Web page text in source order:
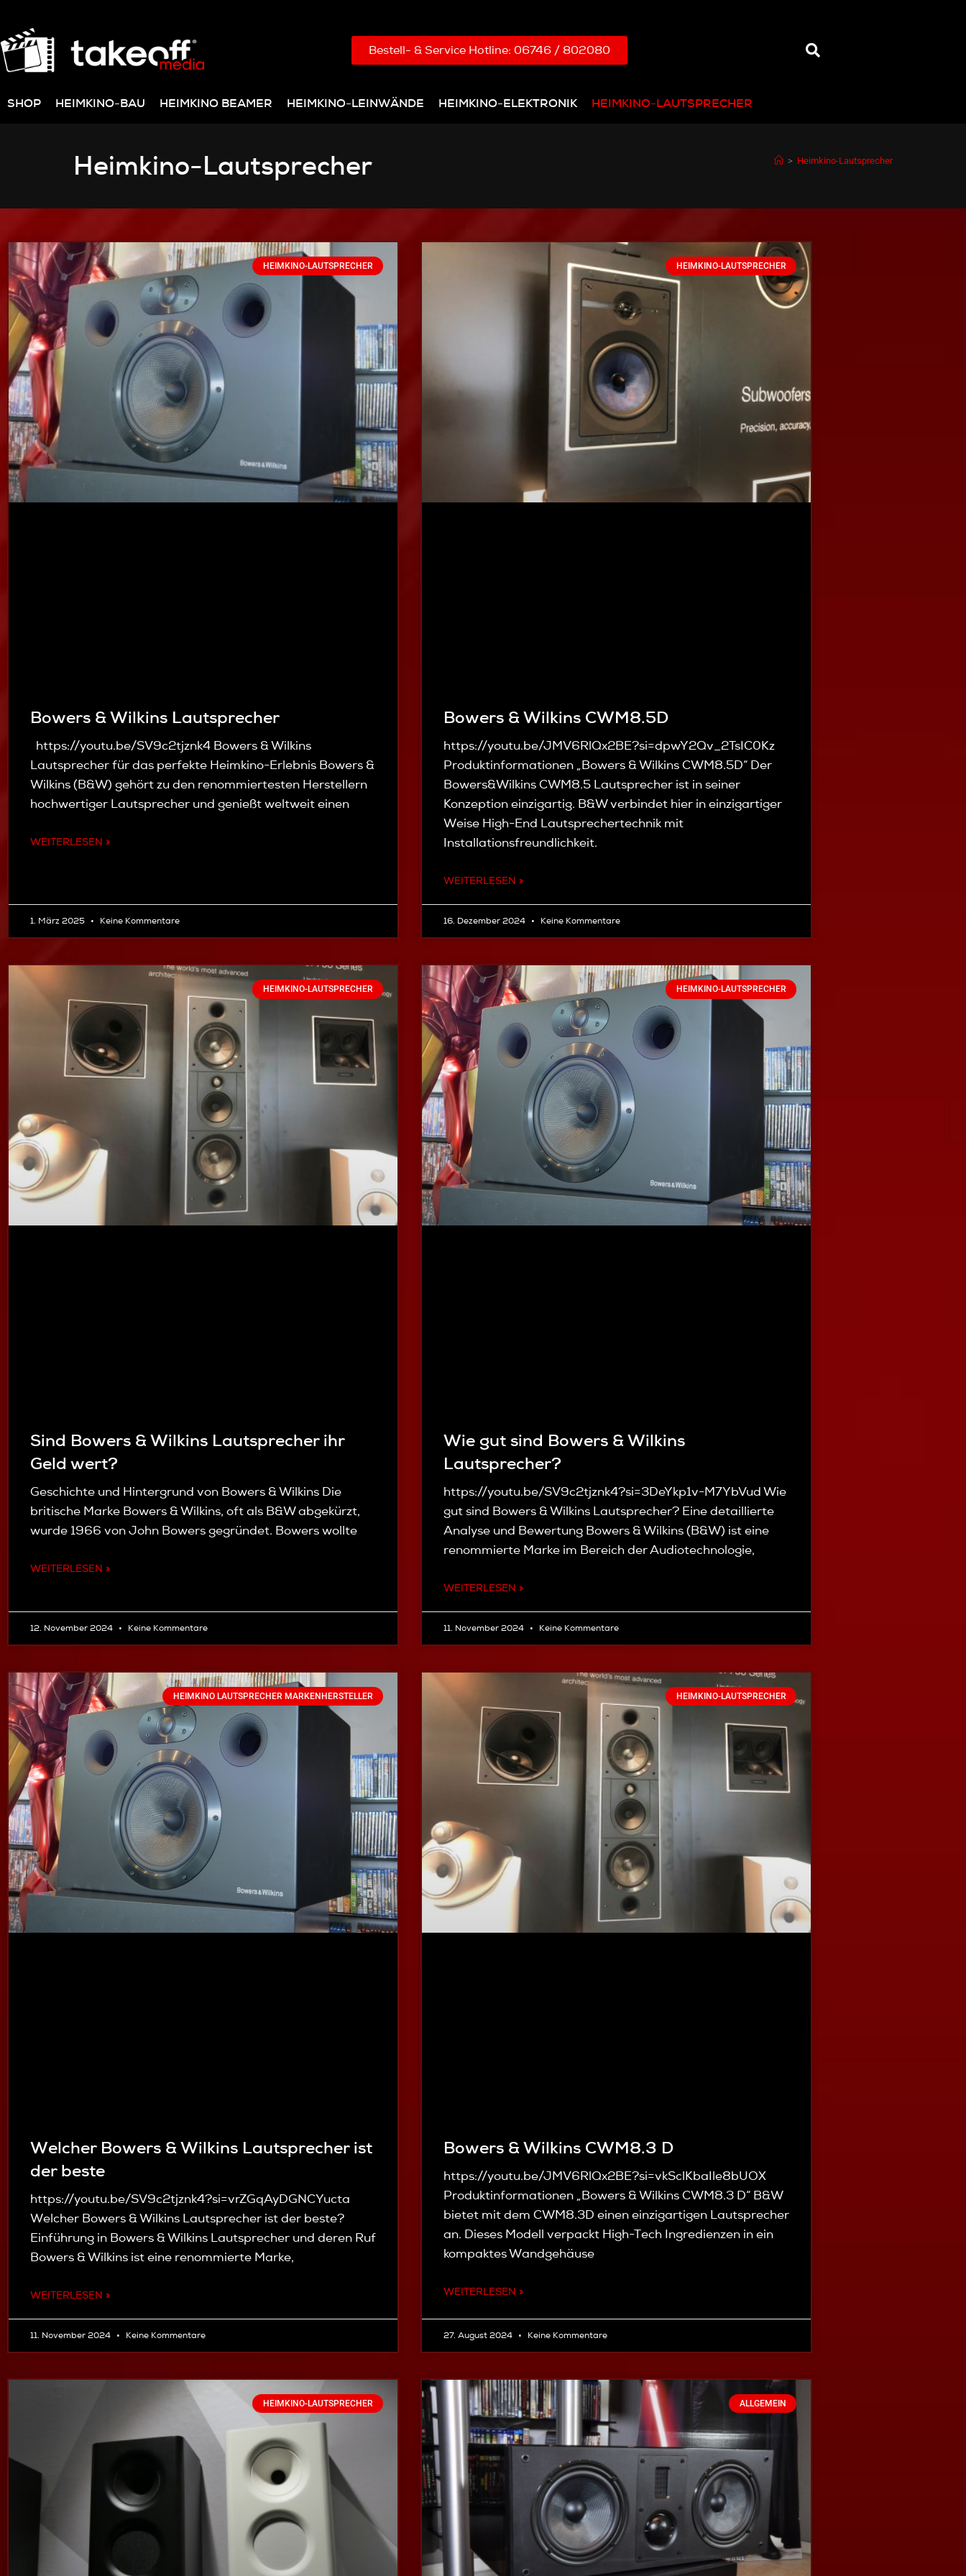
Bestell- & Service Hotline: 06746 / 802080
SHOP HEIMKINO-BAU HEIMKINO BEAMER HEIMKINO-LEINWÄNDE HEIMKINO-ELEKTRONIK HEIMKINO-LAUTSPRECHER
Heimkino-Lautsprecher > Heimkino-Lautsprecher
HEIMKINO-LAUTSPRECHER
Bowers & Wilkins Lautsprecher
https://youtu.be/SV9c2tjznk4 Bowers & Wilkins
Lautsprecher für das perfekte Heimkino-Erlebnis Bowers &
Wilkins (B&W) gehört zu den renommiertesten Herstellern
hochwertiger Lautsprecher und genießt weltweit einen
WEITERLESEN »
1. März 2025 Keine Kommentare
HEIMKINO-LAUTSPRECHER
Bowers & Wilkins CWM8.5D
https://youtu.be/JMV6RlQx2BE?si=dpwY2Qv_2TsIC0Kz
Produktinformationen „Bowers & Wilkins CWM8.5D“ Der
Bowers&Wilkins CWM8.5 Lautsprecher ist in seiner
Konzeption einzigartig. B&W verbindet hier in einzigartiger
Weise High-End Lautsprechertechnik mit
Installationsfreundlichkeit.
WEITERLESEN »
16. Dezember 2024 Keine Kommentare
HEIMKINO-LAUTSPRECHER
Sind Bowers & Wilkins Lautsprecher ihr
Geld wert?
Geschichte und Hintergrund von Bowers & Wilkins Die
britische Marke Bowers & Wilkins, oft als B&W abgekürzt,
wurde 1966 von John Bowers gegründet. Bowers wollte
WEITERLESEN »
12. November 2024 Keine Kommentare
HEIMKINO-LAUTSPRECHER
Wie gut sind Bowers & Wilkins
Lautsprecher?
https://youtu.be/SV9c2tjznk4?si=3DeYkp1v-M7YbVud Wie
gut sind Bowers & Wilkins Lautsprecher? Eine detaillierte
Analyse und Bewertung Bowers & Wilkins (B&W) ist eine
renommierte Marke im Bereich der Audiotechnologie,
WEITERLESEN »
11. November 2024 Keine Kommentare
HEIMKINO LAUTSPRECHER MARKENHERSTELLER
Welcher Bowers & Wilkins Lautsprecher ist
der beste
https://youtu.be/SV9c2tjznk4?si=vrZGqAyDGNCYucta
Welcher Bowers & Wilkins Lautsprecher ist der beste?
Einführung in Bowers & Wilkins Lautsprecher und deren Ruf
Bowers & Wilkins ist eine renommierte Marke,
WEITERLESEN »
11. November 2024 Keine Kommentare
HEIMKINO-LAUTSPRECHER
Bowers & Wilkins CWM8.3 D
https://youtu.be/JMV6RlQx2BE?si=vkSclKbaIle8bUOX
Produktinformationen „Bowers & Wilkins CWM8.3 D“ B&W
bietet mit dem CWM8.3D einen einzigartigen Lautsprecher
an. Dieses Modell verpackt High-Tech Ingredienzen in ein
kompaktes Wandgehäuse
WEITERLESEN »
27. August 2024 Keine Kommentare
HEIMKINO-LAUTSPRECHER ALLGEMEIN